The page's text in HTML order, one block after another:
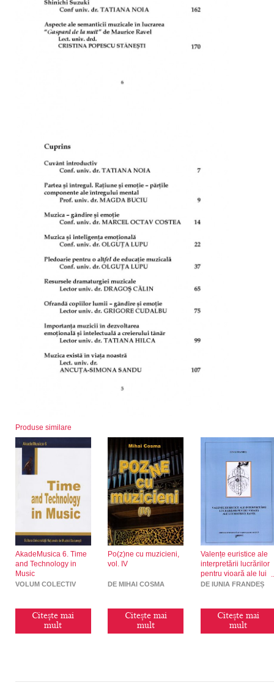
Produse similare
AkadeMusica 6. Time
and Technology in
Music
VOLUM COLECTIV
Citește mai
mult
Po(z)ne cu muzicieni,
vol. IV
DE MIHAI COSMA
Citește mai
mult
Valențe euristice ale
interpretării lucrărilor
pentru vioară ale lui
Maurice Ravel
DE IUNIA FRANDEȘ
Citește mai
mult